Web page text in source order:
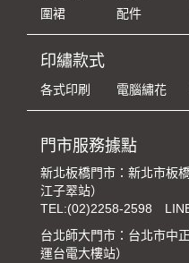
圍裙
配件
印繡款式
各式印刷 電腦繡花
門市服務據點
新北板橋門市：新北市板
江子翠站）
TEL:(02)2258-2598
台北師大門市：台北市中
運台電大樓站）